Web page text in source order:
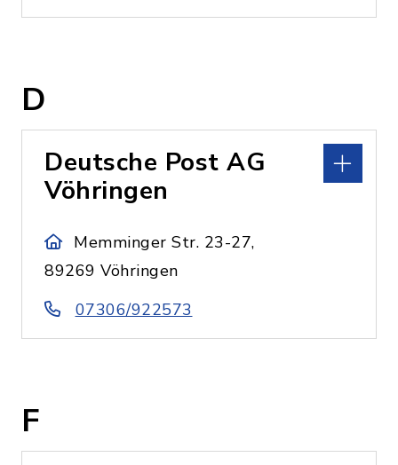
D
Deutsche Post AG
Vöhringen
Memminger Str. 23-27,
89269 Vöhringen
07306/922573
F